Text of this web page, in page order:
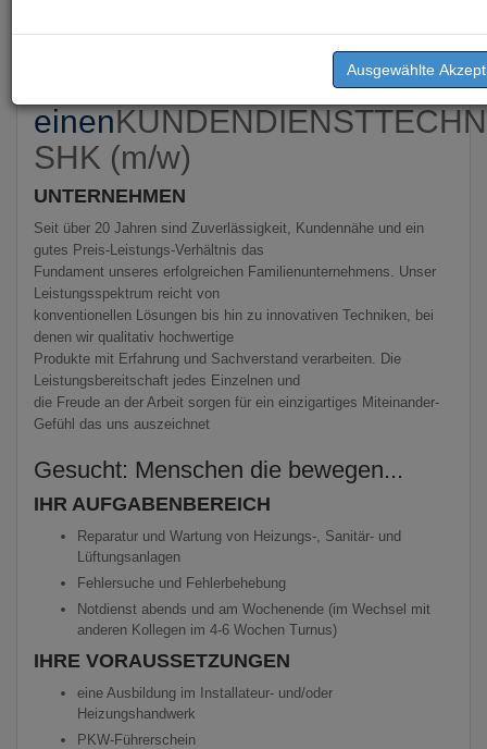
Zur Verstärkung unseres
einen
SHK (m/w)
UNTERNEHMEN
Seit über 20 Jahren sind Zuverlässigkeit, Kundennähe und ein
gutes Preis-Leistungs-Verhältnis das
Fundament unseres erfolgreichen Familienunternehmens. Unser
Leistungsspektrum reicht von
konventionellen Lösungen bis hin zu innovativen Techniken, bei
denen wir qualitativ hochwertige
Produkte mit Erfahrung und Sachverstand verarbeiten. Die
Leistungsbereitschaft jedes Einzelnen und
die Freude an der Arbeit sorgen für ein einzigartiges Miteinander-
Gefühl das uns auszeichnet
Gesucht: Menschen die bewegen...
IHR AUFGABENBEREICH
Reparatur und Wartung von Heizungs-, Sanitär- und
Lüftungsanlagen
Fehlersuche und Fehlerbehebung
Notdienst abends und am Wochenende (im Wechsel mit
anderen Kollegen im 4-6 Wochen Turnus)
IHRE VORAUSSETZUNGEN
eine Ausbildung im Installateur- und/oder
Heizungshandwerk
PKW-Führerschein